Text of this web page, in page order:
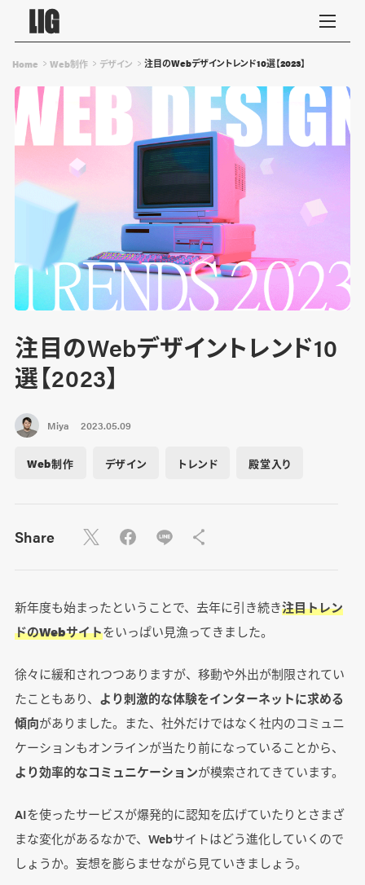
Home Web制作 デザイン 注目のWebデザイントレンド10選【2023】
注目のWebデザイントレンド10
選【2023】
Miya 2023.05.09
Web制作 デザイン トレンド 殿堂入り
Share
新年度も始まったということで、去年に引き続き注目トレン
ドのWebサイトをいっぱい見漁ってきました。
徐々に緩和されつつありますが、移動や外出が制限されてい
たこともあり、 より刺激的な体験をインターネットに求める
傾向がありました。また、社外だけではなく社内のコミュニ
ケーションもオンラインが当たり前になっていることから、
より効率的なコミュニケーションが模索されてきています。
AIを使ったサービスが爆発的に認知を広げていたりとさまざ
まな変化があるなかで、Webサイトはどう進化していくので
しょうか。妄想を膨らませながら見ていきましょう。